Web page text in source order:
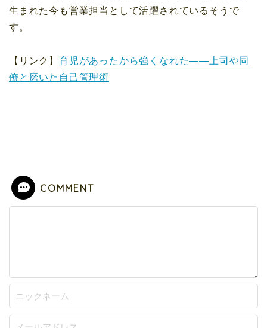
生まれた今も営業担当として活躍されているそうで
す。
【リンク】
育児があったから強くなれた――上司や同
僚と磨いた自己管理術
COMMENT